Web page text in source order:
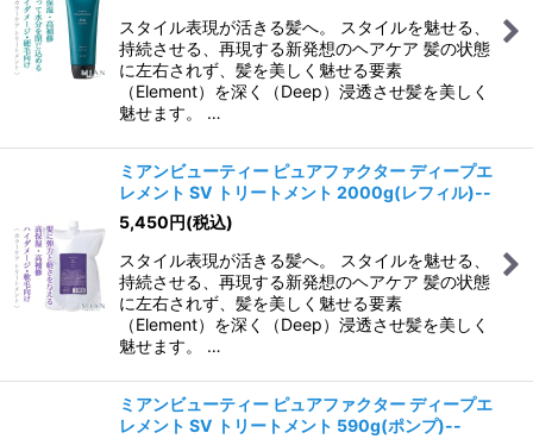
スタイル表現が活きる髪へ。 スタイルを魅せる、
持続させる、再現する新発想のヘアケア 髪の状態
に左右されず、髪を美しく魅せる要素
（Element）を深く（Deep）浸透させ髪を美しく
魅せます。 …
ミアンビューティー ピュアファクター ディープエ
レメント SV トリートメント 2000g(レフィル)--
5,450円(税込)
スタイル表現が活きる髪へ。 スタイルを魅せる、
持続させる、再現する新発想のヘアケア 髪の状態
に左右されず、髪を美しく魅せる要素
（Element）を深く（Deep）浸透させ髪を美しく
魅せます。 …
ミアンビューティー ピュアファクター ディープエ
レメント SV トリートメント 590g(ポンプ)--